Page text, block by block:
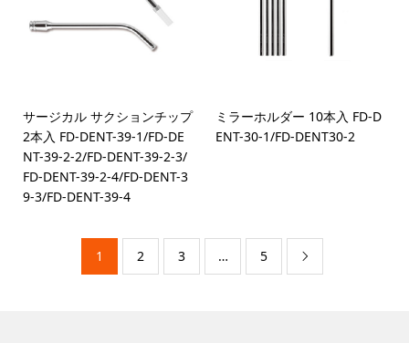
サージカル サクションチップ
2本入 FD-DENT-39-1/FD-DE
NT-39-2-2/FD-DENT-39-2-3/
FD-DENT-39-2-4/FD-DENT-3
9-3/FD-DENT-39-4
ミラーホルダー 10本入 FD-D
ENT-30-1/FD-DENT30-2
1 2 3 … 5 